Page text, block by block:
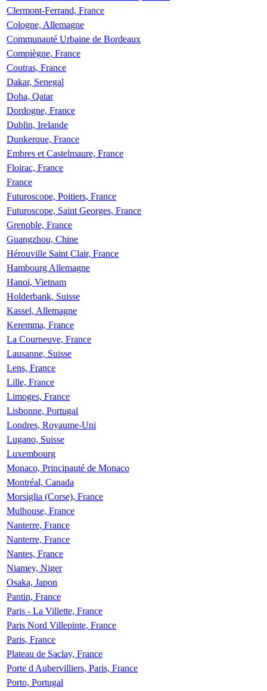
Clermont-Ferrand, France
Cologne, Allemagne
Communauté Urbaine de Bordeaux
Compiègne, France
Coutras, France
Dakar, Senegal
Doha, Qatar
Dordogne, France
Dublin, Irelande
Dunkerque, France
Embres et Castelmaure, France
Floirac, France
France
Futuroscope, Poitiers, France
Futuroscope, Saint Georges, France
Grenoble, France
Guangzhou, Chine
Hérouville Saint Clair, France
Hambourg Allemagne
Hanoi, Vietnam
Holderbank, Suisse
Kassel, Allemagne
Keremma, France
La Courneuve, France
Lausanne, Suisse
Lens, France
Lille, France
Limoges, France
Lisbonne, Portugal
Londres, Royaume-Uni
Lugano, Suisse
Luxembourg
Monaco, Principauté de Monaco
Montréal, Canada
Morsiglia (Corse), France
Mulhouse, France
Nanterre, France
Nanterre, France
Nantes, France
Niamey, Niger
Osaka, Japon
Pantin, France
Paris - La Villette, France
Paris Nord Villepinte, France
Paris, France
Plateau de Saclay, France
Porte d Aubervilliers, Paris, France
Porto, Portugal